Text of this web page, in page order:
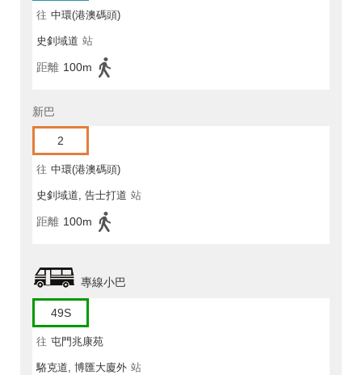
往 中環(港澳碼頭)
史釗域道 站
距離 100m
新巴
2
往 中環(港澳碼頭)
史釗域道, 告士打道 站
距離 100m
專線小巴
49S
往 屯門兆康苑
駱克道, 博匯大廈外 站